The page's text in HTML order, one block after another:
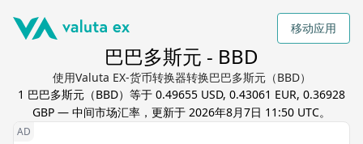
移动应用
巴巴多斯元 - BBD
使用Valuta EX-货币转换器转换巴巴多斯元（BBD）
1 巴巴多斯元 （BBD）等于 0.49655 USD, 0.43061 EUR, 0.36928
GBP — 中间市场汇率，更新于 2026年8月7日 11:50 UTC。